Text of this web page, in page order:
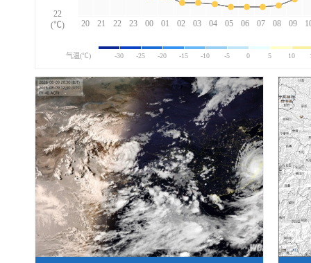
20 21 22 23 00 01 02 03 04 05 06 07 08 09
22
(℃)
气温(℃) -30 -25 -20 -15 -10 -5 0 5 10